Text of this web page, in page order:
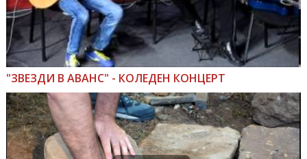
"ЗВЕЗДИ В АВАНС" - КОЛЕДЕН КОНЦЕРТ